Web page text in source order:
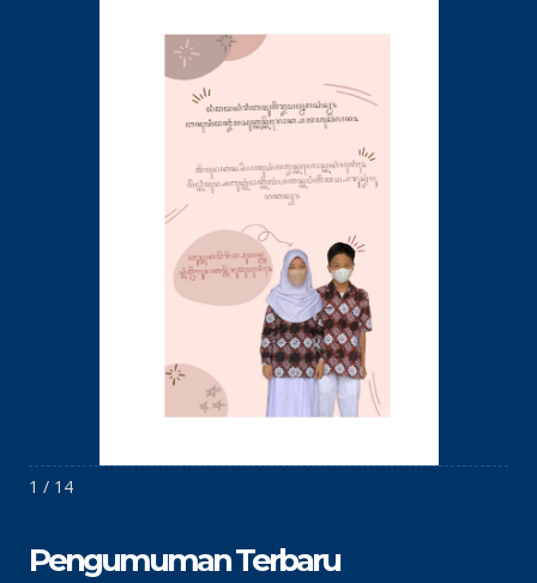
1 / 14
Pengumuman Terbaru